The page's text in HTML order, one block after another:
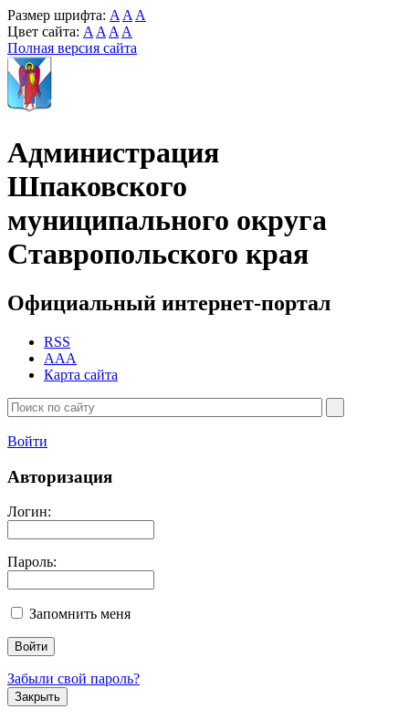
Размер шрифта: A A A
Цвет сайта: A A A A
Полная версия сайта
Администрация
Шпаковского
муниципального округа
Ставропольского края
Официальный интернет-портал
RSS
AAA
Карта сайта
Войти
Авторизация
Логин:
Пароль:
Запомнить меня
Забыли свой пароль?
Закрыть